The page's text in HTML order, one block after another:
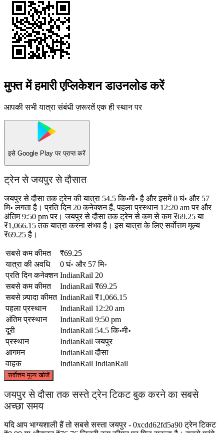
मुफ्त में हमारी एप्लिकेशन डाउनलोड करें
आपकी सभी यात्रा संबंधी ज़रूरतें एक ही स्थान पर
इसे Google Play पर प्राप्त करें
ट्रेन से जयपुर से दौसात
जयपुर से दौसा तक ट्रेन की यात्रा 54.5 कि॰मी॰ है और इसमें 0 घं॰ और 57
मि॰ लगता है। प्रति दिन 20 कनेक्शन हैं, पहला प्रस्थान 12:20 am पर और
अंतिम 9:50 pm पर। जयपुर से दौसा तक ट्रेन से कम से कम ₹69.25 या
₹1,066.15 तक यात्रा करना संभव है। इस यात्रा के लिए सर्वोत्तम मूल्य
₹69.25 है।
सबसे कम कीमत
₹69.25
यात्रा की अवधि
0 घं॰ और 57 मि॰
प्रति दिन कनेक्शन IndianRail 20
सबसे कम कीमत
IndianRail ₹69.25
सबसे ज़्यादा कीमत IndianRail ₹1,066.15
पहला प्रस्थान
IndianRail 12:20 am
अंतिम प्रस्थान
IndianRail 9:50 pm
दूरी
IndianRail 54.5 कि॰मी॰
प्रस्थान
IndianRail जयपुर
आगमन
IndianRail दौसा
वाहक
IndianRail IndianRail
सर्वोत्तम मूल्य खोजें
©CARTO
जयपुर से दौसा तक सस्ते ट्रेन टिकट बुक करने का सबसे
अच्छा समय
यदि आप भाग्यशाली हैं तो सबसे सस्ता जयपुर - 0xcdd62fd5a90 ट्रेन टिकट